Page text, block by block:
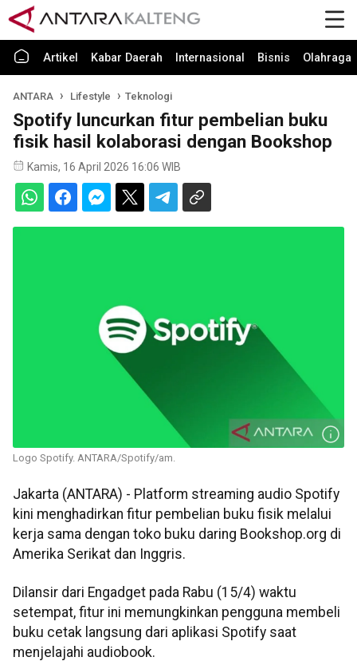
Artikel Kabar Daerah Internasional Bisnis Olahraga
ANTARA Lifestyle Teknologi
Spotify luncurkan fitur pembelian buku
fisik hasil kolaborasi dengan Bookshop
Kamis, 16 April 2026 16:06 WIB
Logo Spotify. ANTARA/Spotify/am.
Jakarta (ANTARA) - Platform streaming audio Spotify
kini menghadirkan fitur pembelian buku fisik melalui
kerja sama dengan toko buku daring Bookshop.org di
Amerika Serikat dan Inggris.
Dilansir dari Engadget pada Rabu (15/4) waktu
setempat, fitur ini memungkinkan pengguna membeli
buku cetak langsung dari aplikasi Spotify saat
menjelajahi audiobook.